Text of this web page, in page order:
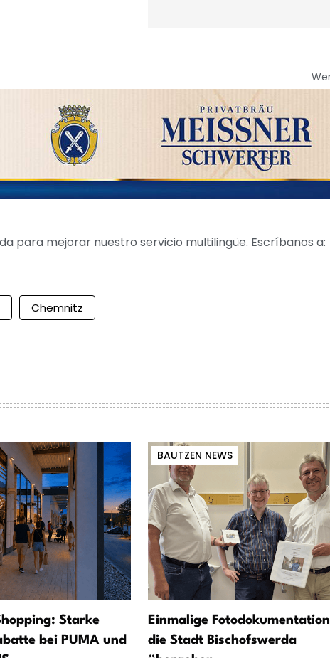
para mejorar nuestro servicio multilingüe. Escríbanos a:
Chemnitz
Starke
bei PUMA und
BAUTZEN NEWS
Einmalige
die Stadt Bischofswerda